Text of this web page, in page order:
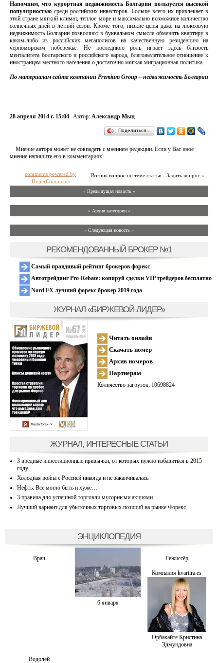
Напомним, что курортная недвижимость Болгарии пользуется высокой
популярностью среди российских инвесторов. Больше всего их привлекает в
этой стране мягкий климат, теплое море и максимально возможное количество
солнечных дней в летний сезон. Кроме того, низкие цены даже на люксовую
недвижимость Болгарии позволяют в буквальном смысле обменять квартиру в
каком-либо из российских мегаполисов на качественную резиденцию на
черноморском побережье. Не последнюю роль играет здесь близость
менталитета болгарского и российского народа, благожелательное отношение к
иностранцам местного населения о достаточно мягкая миграционная политика.
По материалам сайта компании Premium Group– недвижимость Болгарии
28 апреля 2014 г. 15:04 Автор: Александр Мыц
Поделиться…
Мнение автора может не совпадать с мнением редакции. Если у Вас иное
мнение напишите его в комментариях.
Возник вопрос по теме статьи - Задать вопрос »
comments powered by
HyperComments
« Предыдущая новость «
» Архив категории «
» Следующая новость »
РЕКОМЕНДОВАННЫЙ БРОКЕР №1
Самый правдивый рейтинг брокеров форекс
Автотрейдинг Pro-Rebate: копируй сделки VIP трейдеров бесплатно
Nord FX лучший форекс брокер 2019 года
ЖУРНАЛ «БИРЖЕВОЙ ЛИДЕР»
Читать онлайн
Скачать номер
Архив номеров
Партнерам
Количество загрузок: 10698824
ЖУРНАЛ, ИНТЕРЕСНЫЕ СТАТЬИ
3 вредные инвестиционные привычки, от которых нужно избавиться в 2015
году
Холодная война с Россией никогда и не заканчивалась
Нефть: Все могло быть и хуже…
3 правила для успешной торговли мусорными акциями
Лучший вариант для убыточных торговых позиций на рынке Форекс
ЭНЦИКЛОПЕДИЯ
Врач
6 января
Режиссёр
Компания kvartira.es
Орбакайте Кристина
Эдмундовна
Водолей